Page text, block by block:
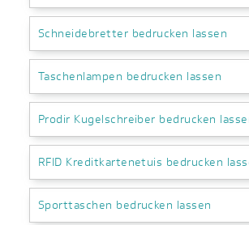
Schneidebretter bedrucken lassen
Taschenlampen bedrucken lassen
Prodir Kugelschreiber bedrucken
RFID Kreditkartenetuis bedrucken
Sporttaschen bedrucken lassen